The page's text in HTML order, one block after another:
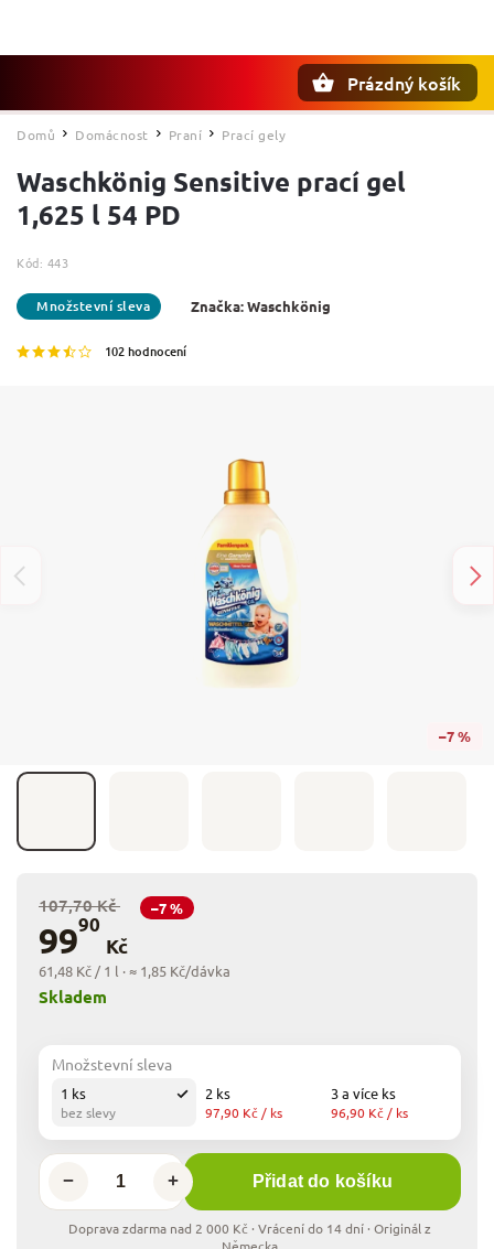
Prázdný košík
Domů / Domácnost / Praní / Prací gely
Waschkönig Sensitive prací gel
1,625 l 54 PD
Kód: 443
102 hodnocení
Značka:Waschkönig
–7 %
107,70 Kč –7 %
9990
Kč
61,48 Kč / 1 l · ≈ 1,85 Kč/dávka
Množstevní sleva
1 ks
bez slevy
2 ks
97,90 Kč / ks
3 a více ks
96,90 Kč / ks
+
− Přidat do košíku
Skladem